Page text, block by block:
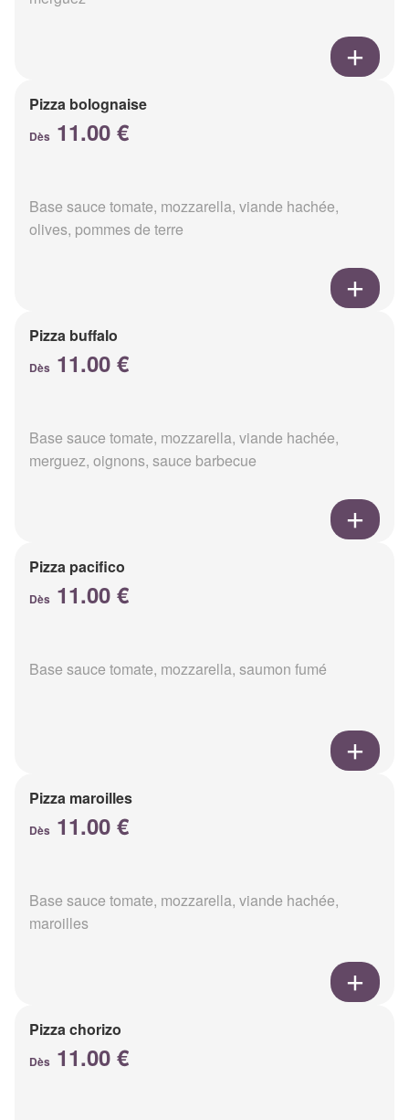
Pizza bolognaise
Dès 11.00 €
Base sauce tomate, mozzarella, viande hachée,
olives, pommes de terre
Pizza buffalo
Dès 11.00 €
Base sauce tomate, mozzarella, viande hachée,
merguez, oignons, sauce barbecue
Pizza pacifico
Dès 11.00 €
Base sauce tomate, mozzarella, saumon fumé
Pizza maroilles
Dès 11.00 €
Base sauce tomate, mozzarella, viande hachée,
maroilles
Pizza chorizo
Dès 11.00 €